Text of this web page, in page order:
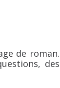
de roman.
des